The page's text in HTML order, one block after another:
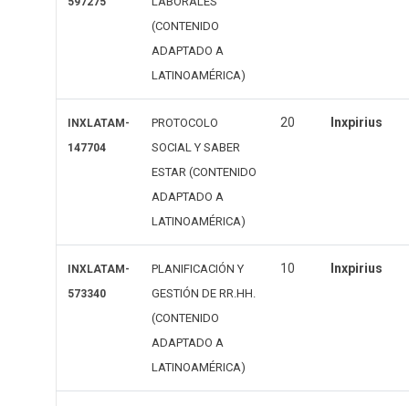
(CONTENIDO
ADAPTADO A
LATINOAMÉRICA)
INXLATAM-
147704
PROTOCOLO
SOCIAL Y SABER
ESTAR (CONTENIDO
ADAPTADO A
LATINOAMÉRICA)
20 Inxpirius
INXLATAM-
573340
PLANIFICACIÓN Y
GESTIÓN DE RR.HH.
(CONTENIDO
ADAPTADO A
LATINOAMÉRICA)
10 Inxpirius